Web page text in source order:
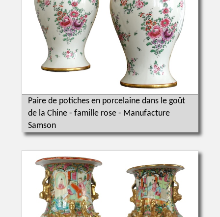
Paire de potiches en porcelaine dans le goût
de la Chine - famille rose - Manufacture
Samson